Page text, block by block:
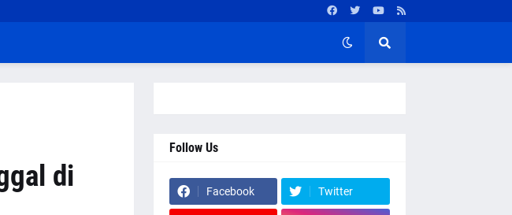
di
Follow Us
Facebook Twitter